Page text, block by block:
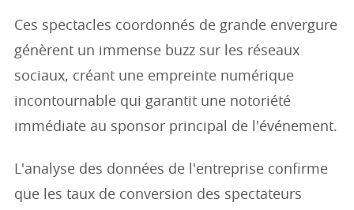
Ces spectacles coordonnés de grande envergure
génèrent un immense buzz sur les réseaux
sociaux, créant une empreinte numérique
incontournable qui garantit une notoriété
immédiate au sponsor principal de l'événement.
L'analyse des données de l'entreprise confirme
que les taux de conversion des spectateurs